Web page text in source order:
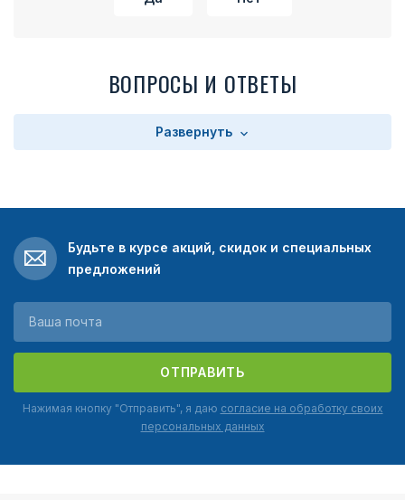
ВОПРОСЫ И ОТВЕТЫ
Развернуть
Будьте в курсе акций, скидок и специальных
предложений
ОТПРАВИТЬ
Нажимая кнопку "Отправить", я даю согласие на обработку своих
персональных данных